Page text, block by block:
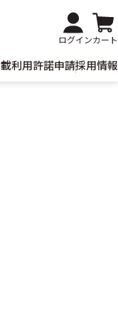
ログインカート
利用許諾申請採用情報